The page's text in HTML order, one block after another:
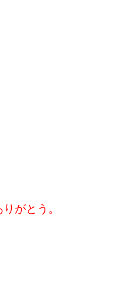
がとう。